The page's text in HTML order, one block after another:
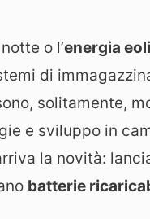
o l’energia
di
solitamente,
e sviluppo in
la novità:
batterie ricar